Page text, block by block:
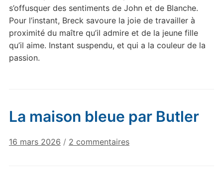
s’offusquer des sentiments de John et de Blanche.
Pour l’instant, Breck savoure la joie de travailler à
proximité du maître qu’il admire et de la jeune fille
qu’il aime. Instant suspendu, et qui a la couleur de la
passion.
La maison bleue par Butler
16 mars 2026 / 2 commentairessur